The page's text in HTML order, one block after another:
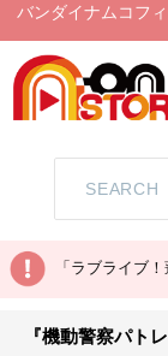
バンダイナムコフ
「ラブライブ
『機動警察パト